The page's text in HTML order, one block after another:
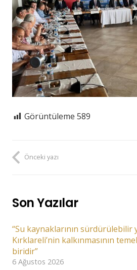
Görüntüleme 589
Önceki yazı
Son Yazılar
“Su kaynaklarının sürdürülebilir
Kırklareli’nin kalkınmasının
biridir”
6 Ağustos 2026